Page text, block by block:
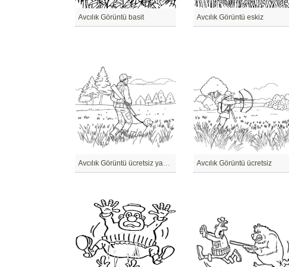
Avcılık Görüntü basit Avcılık Görüntü eskiz
Avcılık Görüntü ücretsiz yazdırılabilir Avcılık Görüntü ücretsiz